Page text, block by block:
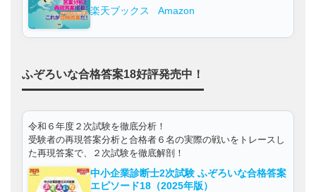
楽天ブックス Amazon
ふぞろいな合格答案18好評発売中！
令和６年度２次試験を徹底分析！
受験者の再現答案分析と合格者６名の実際の戦いをトレースし
た再現答案で、２次試験を徹底解剖！
中小企業診断士2次試験 ふぞろいな合格答案
エピソード18（2025年版）